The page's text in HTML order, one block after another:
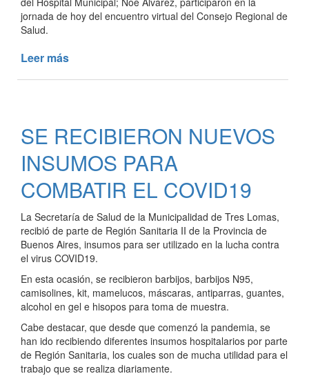
jornada de hoy del encuentro virtual del Consejo Regional de
Salud.
Leer más
EL
ENCUENTRO
VIRTUAL
DEL
CONSEJO
REGIONAL
DE
SALUD
SE RECIBIERON NUEVOS
INSUMOS PARA
COMBATIR EL COVID19
La Secretaría de Salud de la Municipalidad de Tres Lomas,
recibió de parte de Región Sanitaria II de la Provincia de
Buenos Aires, insumos para ser utilizado en la lucha contra
el virus COVID19.
En esta ocasión, se recibieron barbijos, barbijos N95,
camisolines, kit, mamelucos, máscaras, antiparras, guantes,
alcohol en gel e hisopos para toma de muestra.
Cabe destacar, que desde que comenzó la pandemia, se
han ido recibiendo diferentes insumos hospitalarios por parte
de Región Sanitaria, los cuales son de mucha utilidad para el
trabajo que se realiza diariamente.